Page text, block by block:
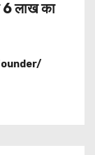
6 लाख का